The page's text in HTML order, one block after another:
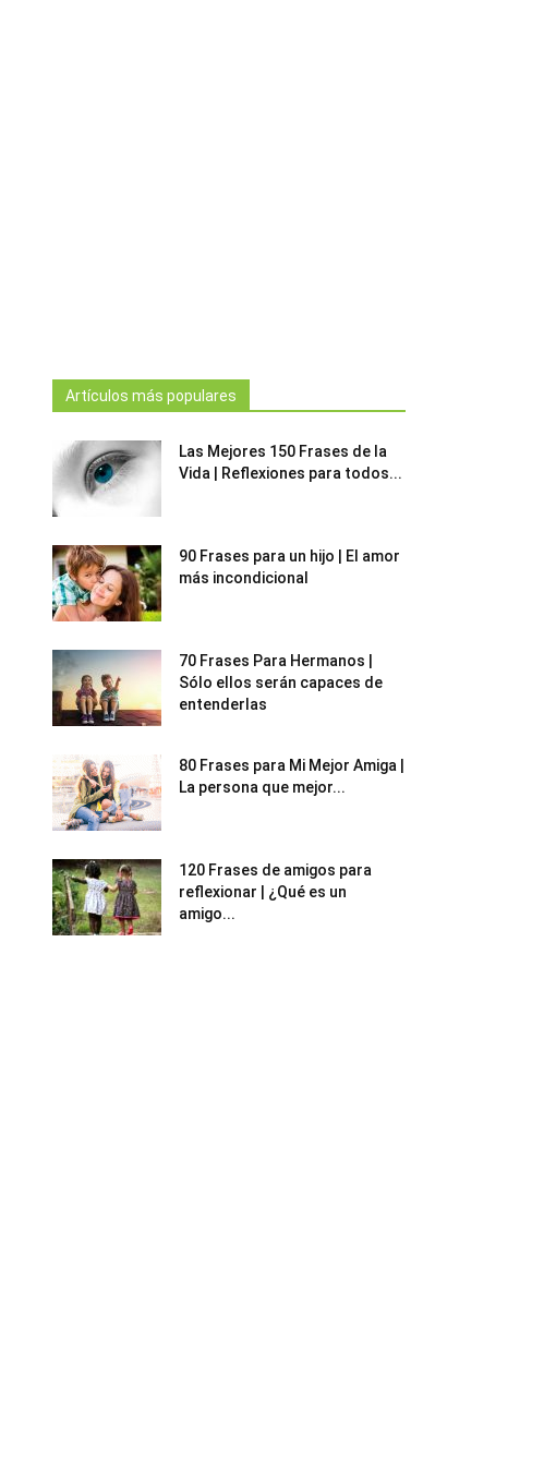
Artículos más populares
Las Mejores 150 Frases de la
Vida | Reflexiones para todos...
90 Frases para un hijo | El amor
más incondicional
70 Frases Para Hermanos |
Sólo ellos serán capaces de
entenderlas
80 Frases para Mi Mejor Amiga |
La persona que mejor...
120 Frases de amigos para
reflexionar | ¿Qué es un
amigo...